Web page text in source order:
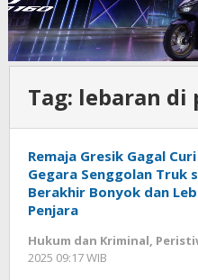
Tag: lebaran di
Remaja Gresik Gagal
Gegara Senggolan Truk
Berakhir Bonyok dan
Penjara
Hukum dan Kriminal,
2025 09:17 WIB